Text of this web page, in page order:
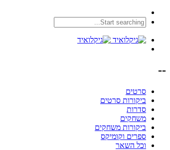
--
סרטים
ביקורות סרטים
סדרות
משחקים
ביקורות משחקים
ספרים וקומיקס
וכל השאר